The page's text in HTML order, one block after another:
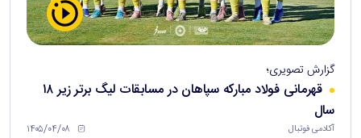
گزارش تصویری؛
قهرمانی فولاد مبارکه سپاهان در مسابقات لیگ برتر زیر ۱۸
سال
آکادمی فوتبال ۱۴۰۵/۰۴/۰۸